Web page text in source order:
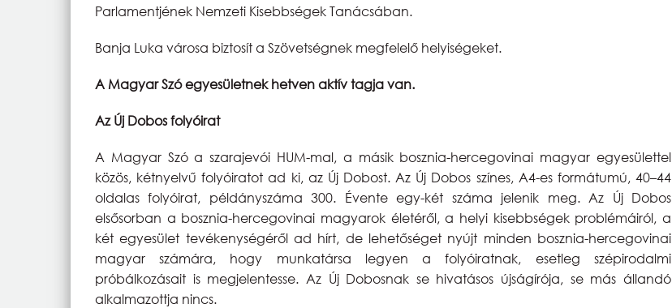
Parlamentjének Nemzeti Kisebbségek Tanácsában.
Banja Luka városa biztosít a Szövetségnek megfelelő helyiségeket.
A Magyar Szó egyesületnek hetven aktív tagja van.
Az Új Dobos folyóirat
A Magyar Szó a szarajevói HUM-mal, a másik bosznia-hercegovinai magyar egyesülettel
közös, kétnyelvű folyóiratot ad ki, az Új Dobost. Az Új Dobos színes, A4-es formátumú, 40–44
oldalas folyóirat, példányszáma 300. Évente egy-két száma jelenik meg. Az Új Dobos
elsősorban a bosznia-hercegovinai magyarok életéről, a helyi kisebbségek problémáiról, a
két egyesület tevékenységéről ad hírt, de lehetőséget nyújt minden bosznia-hercegovinai
magyar számára, hogy munkatársa legyen a folyóiratnak, esetleg szépirodalmi
próbálkozásait is megjelentesse. Az Új Dobosnak se hivatásos újságírója, se más állandó
alkalmazottja nincs.